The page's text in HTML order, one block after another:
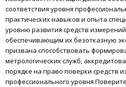
соответствия уровня
практических навыков и опыта
уровню развития средств
обеспечивающим их безотказную
призвана способствовать
метрологических служб,
порядке на право поверки средств
профессионального уровня